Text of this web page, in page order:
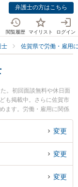
弁護士の方はこちら
閲覧履歴 マイリスト ログイン
士 佐賀県で労働・雇用
。初回面談無料や休日面
も掲載中。さらに佐賀市
ます。労働・雇用に関係
の絞り込み検索もでき便
や西九州総合法律事務所
務所の松田 直弁護士のプ
士に相談したい』『不当
したい』『初回相談無料
予約したい』などでお困
変更
変更
変更